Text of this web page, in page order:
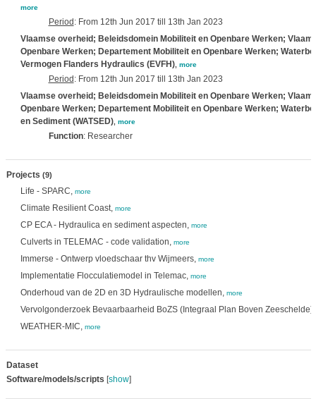
more
Period : From 12th Jun 2017 till 13th Jan 2023
Vlaamse overheid; Beleidsdomein Mobiliteit en Openbare Werken;
Openbare Werken; Departement Mobiliteit en Openbare Werken;
Vermogen Flanders Hydraulics (EVFH), more
Period : From 12th Jun 2017 till 13th Jan 2023
Vlaamse overheid; Beleidsdomein Mobiliteit en Openbare Werken;
Openbare Werken; Departement Mobiliteit en Openbare Werken;
en Sediment (WATSED), more
Function: Researcher
Projects (9)
Life - SPARC, more
Climate Resilient Coast, more
CP ECA - Hydraulica en sediment aspecten, more
Culverts in TELEMAC - code validation, more
Immerse - Ontwerp vloedschaar thv Wijmeers, more
Implementatie Flocculatiemodel in Telemac, more
Onderhoud van de 2D en 3D Hydraulische modellen, more
Vervolgonderzoek Bevaarbaarheid BoZS (Integraal Plan Boven
WEATHER-MIC, more
Dataset
Software/models/scripts [show]